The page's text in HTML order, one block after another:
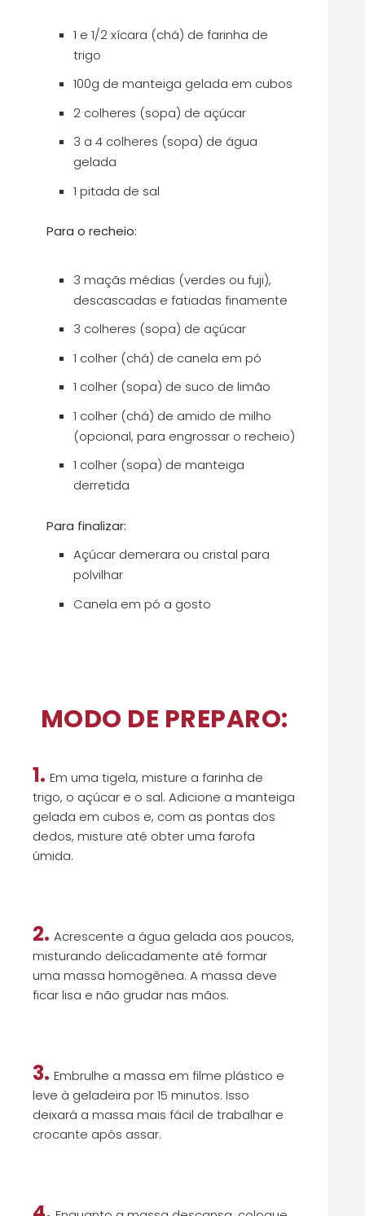
1 e 1/2 xícara (chá) de farinha de
trigo
100g de manteiga gelada em cubos
2 colheres (sopa) de açúcar
3 a 4 colheres (sopa) de água
gelada
1 pitada de sal
Para o recheio:
3 maçãs médias (verdes ou fuji),
descascadas e fatiadas finamente
3 colheres (sopa) de açúcar
1 colher (chá) de canela em pó
1 colher (sopa) de suco de limão
1 colher (chá) de amido de milho
(opcional, para engrossar o recheio)
1 colher (sopa) de manteiga
derretida
Para finalizar:
Açúcar demerara ou cristal para
polvilhar
Canela em pó a gosto
MODO DE PREPARO:
1.Em uma tigela, misture a farinha de
trigo, o açúcar e o sal. Adicione a manteiga
gelada em cubos e, com as pontas dos
dedos, misture até obter uma farofa
úmida.
2.Acrescente a água gelada aos poucos,
misturando delicadamente até formar
uma massa homogênea. A massa deve
ficar lisa e não grudar nas mãos.
3.Embrulhe a massa em filme plástico e
leve à geladeira por 15 minutos. Isso
deixará a massa mais fácil de trabalhar e
crocante após assar.